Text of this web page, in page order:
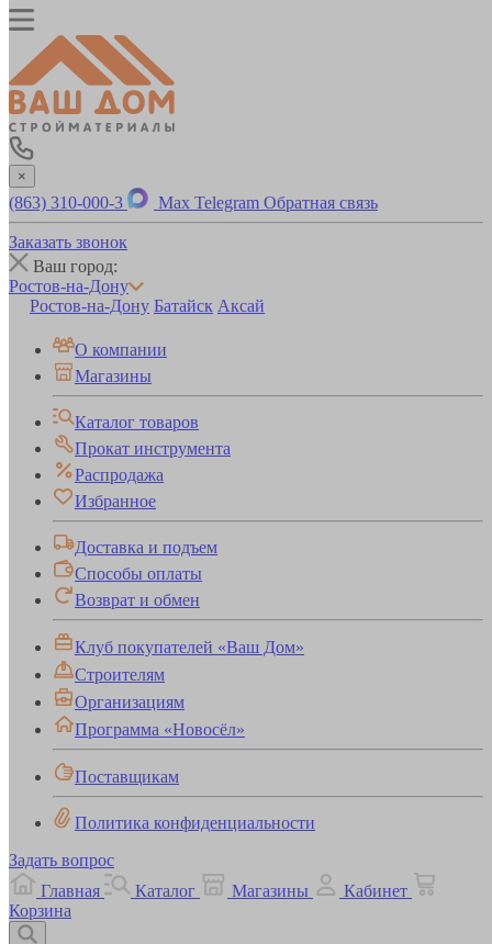
×
(863) 310-000-3 Max Telegram Обратная связь
Заказать звонок
Ваш город:
Ростов-на-Дону
Ростов-на-Дону Батайск Аксай
О компании
Магазины
Каталог товаров
Прокат инструмента
Распродажа
Избранное
Доставка и подъем
Способы оплаты
Возврат и обмен
Клуб покупателей «Ваш Дом»
Строителям
Организациям
Программа «Новосёл»
Поставщикам
Политика конфиденциальности
Задать вопрос
Главная
Каталог Магазины
Кабинет
Корзина